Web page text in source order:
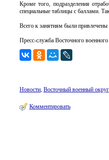
Кроме того, подразделения
специальные таблицы с баллами.
Всего к занятиям были
Пресс-служба Восточного военного
Новости, Восточный военный округ
Комментировать